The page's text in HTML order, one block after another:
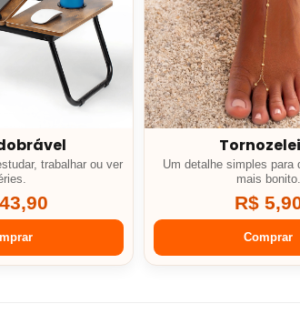
trabalhar ou ver
Um detalhe simples para
mais bonito.
R$
Comprar